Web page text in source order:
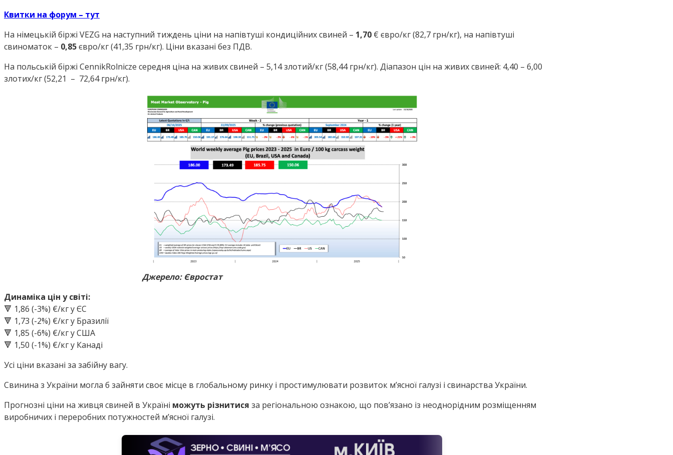
Квитки на форум – тут
На німецькій біржі VEZG на наступний тиждень ціни на напівтуші кондиційних свиней – 1,70 € євро/кг (82,7 грн/кг), на напівтуші
свиноматок – 0,85євро/кг (41,35 грн/кг). Ціни вказані без ПДВ.
На польській біржі CennikRolnicze середня ціна на живих свиней – 5,14 злотий/кг (58,44 грн/кг). Діапазон цін на живих свиней: 4,40 – 6,00
злотих/кг (52,21 – 72,64 грн/кг).
Джерело: Євростат
Динаміка цін у світі:
🔻 1,86 (-3%) €/кг у ЄС
🔻 1,73 (-2%) €/кг у Бразилії
🔻 1,85 (-6%) €/кг у США
🔻 1,50 (-1%) €/кг у Канаді
Усі ціни вказані за забійну вагу.
Свинина з України могла б зайняти своє місце в глобальному ринку і простимулювати розвиток мʼясної галузі і свинарства України.
Прогнозні ціни на живця свиней в Україні можуть різнитися за регіональною ознакою, що пов’язано із неоднорідним розміщенням
виробничих і переробних потужностей м’ясної галузі.